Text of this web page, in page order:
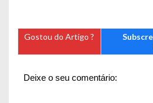
Gostou do Artigo ?
Deixe o seu comentário: